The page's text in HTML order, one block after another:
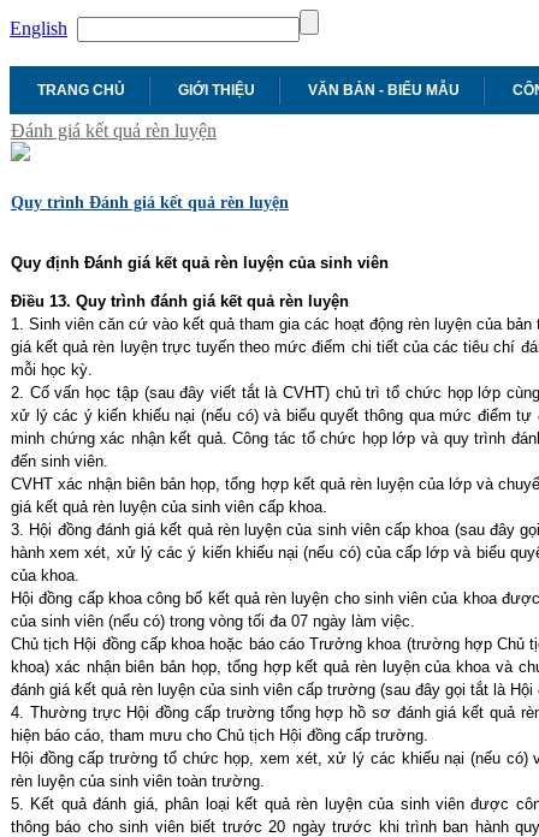
English
TRANG CHỦ GIỚI THIỆU VĂN BẢN - BIỂU MẪU
Đánh giá kết quả rèn luyện
Quy trình Đánh giá kết quả rèn luyện
Quy định Đánh giá kết quả rèn luyện của sinh viên
Điều 13. Quy trình đánh giá kết quả rèn luyện
1. Sinh viên căn cứ vào kết quả tham gia các hoạt động rèn luyện của
giá kết quả rèn luyện trực tuyến theo mức điểm chi tiết của các tiêu chí
mỗi học kỳ.
2. Cố vấn học tập (sau đây viết tắt là CVHT) chủ trì tổ chức họp lớp
xử lý các ý kiến khiếu nại (nếu có) và biểu quyết thông qua mức điểm
minh chứng xác nhận kết quả. Công tác tổ chức họp lớp và quy trình
đến sinh viên.
CVHT xác nhận biên bản họp, tổng hợp kết quả rèn luyện của lớp và
giá kết quả rèn luyện của sinh viên cấp khoa.
3. Hội đồng đánh giá kết quả rèn luyện của sinh viên cấp khoa (sau đây
hành xem xét, xử lý các ý kiến khiếu nại (nếu có) của cấp lớp và biểu
của khoa.
Hội đồng cấp khoa công bố kết quả rèn luyện cho sinh viên của khoa
của sinh viên (nếu có) trong vòng tối đa 07 ngày làm việc.
Chủ tịch Hội đồng cấp khoa hoặc báo cáo Trưởng khoa (trường hợp Chủ
khoa) xác nhận biên bản họp, tổng hợp kết quả rèn luyện của khoa và
đánh giá kết quả rèn luyện của sinh viên cấp trường (sau đây gọi tắt là
4. Thường trực Hội đồng cấp trường tổng hợp hồ sơ đánh giá kết quả
hiện báo cáo, tham mưu cho Chủ tịch Hội đồng cấp trường.
Hội đồng cấp trường tổ chức họp, xem xét, xử lý các khiếu nại (nếu có)
rèn luyện của sinh viên toàn trường.
5. Kết quả đánh giá, phân loại kết quả rèn luyện của sinh viên được
thông báo cho sinh viên biết trước 20 ngày trước khi trình ban hành